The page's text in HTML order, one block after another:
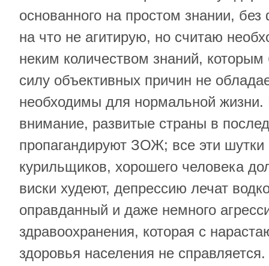
основанного на простом знании,
на что не агитирую, но считаю
неким количеством знаний,
силу объективных причин не
необходимы для нормальной
внимание, развитые страны в
пропагандируют ЗОЖ; все эти шутки
курильщиков, хорошего человека
виски худеют, депрессию лечат
оправданный и даже немного
здравоохранения, которая с
здоровья населения не